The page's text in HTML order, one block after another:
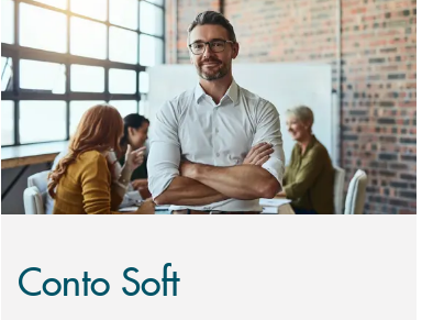
Scopri di più Conto Soft
Conto Soft